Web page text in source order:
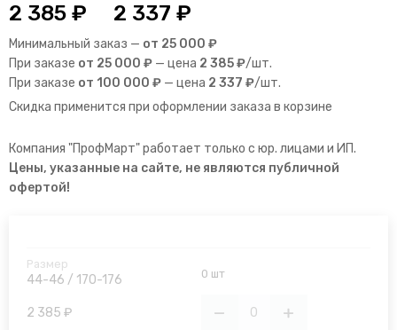
2 385 ₽ 2 337 ₽
Минимальный заказ — от 25 000 ₽
При заказе от 25 000 ₽ — цена 2 385 ₽/шт.
При заказе от 100 000 ₽ — цена 2 337 ₽/шт.
Скидка применится при оформлении заказа в корзине
Компания "ПрофМарт" работает только с юр. лицами и ИП.
Цены, указанные на сайте, не являются публичной
офертой!
44-46 / 170-176 0 шт
2 385 ₽